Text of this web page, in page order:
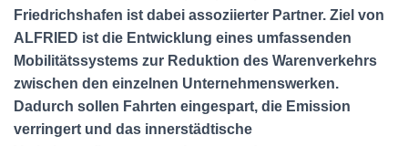
Friedrichshafen ist dabei assoziierter Partner. Ziel von
ALFRIED ist die Entwicklung eines umfassenden
Mobilitätssystems zur Reduktion des Warenverkehrs
zwischen den einzelnen Unternehmenswerken.
Dadurch sollen Fahrten eingespart, die Emission
verringert und das innerstädtische